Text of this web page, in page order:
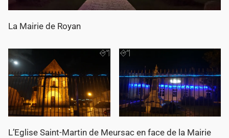
La Mairie de Royan
L’Eglise Saint-Martin de Meursac en face de la Mairie